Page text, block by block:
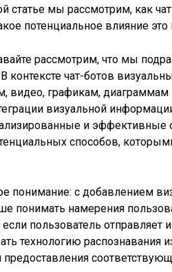
статье мы рассмотрим, как
потенциальное влияние
рассмотрим, что мы
контексте чат-ботов
видео, графикам,
визуальной
и эффективные
способов,
понимание: с добавлением
понимать намерения
пользователь отправляет
технологию распознавания
предоставления